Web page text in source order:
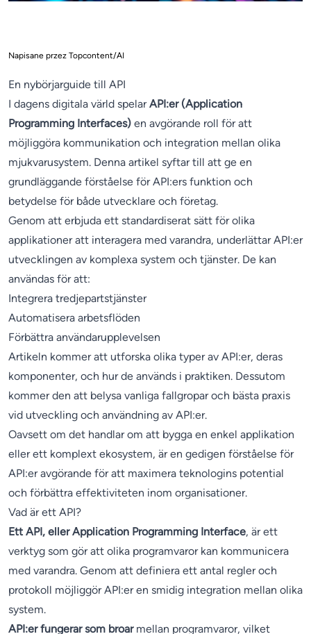
Napisane przez Topcontent/AI
En nybörjarguide till API
I dagens digitala värld spelarAPI:er (Application
Programming Interfaces) en avgörande roll för att
möjliggöra kommunikation och integration mellan olika
mjukvarusystem. Denna artikel syftar till att ge en
grundläggande förståelse för API:ers funktion och
betydelse för både utvecklare och företag.
Genom att erbjuda ett standardiserat sätt för olika
applikationer att interagera med varandra, underlättar API:er
utvecklingen av komplexa system och tjänster. De kan
användas för att:
Integrera tredjepartstjänster
Automatisera arbetsflöden
Förbättra användarupplevelsen
Artikeln kommer att utforska olika typer av API:er, deras
komponenter, och hur de används i praktiken. Dessutom
kommer den att belysa vanliga fallgropar och bästa praxis
vid utveckling och användning av API:er.
Oavsett om det handlar om att bygga en enkel applikation
eller ett komplext ekosystem, är en gedigen förståelse för
API:er avgörande för att maximera teknologins potential
och förbättra effektiviteten inom organisationer.
Vad är ett API?
Ett API, eller Application Programming Interface, är ett
verktyg som gör att olika programvaror kan kommunicera
med varandra. Genom att definiera ett antal regler och
protokoll möjliggör API:er en smidig integration mellan olika
system.
API:er fungerar som broarmellan programvaror, vilket